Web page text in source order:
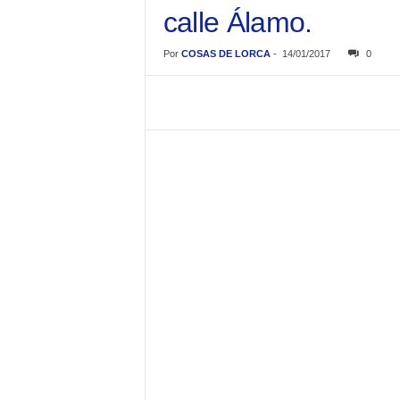
calle Álamo.
Por COSAS DE LORCA- 14/01/2017 0